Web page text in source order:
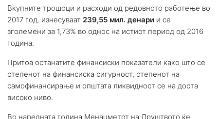
Вкупните трошоци и расходи од редовното работење во
2017 год. изнесуваат 239,55 мил. денари и се
зголемени за 1,73% во однос на истиот период од 2016
година.
Притоа останатите финансиски показатели како што се
степенот на финансиска сигурност, степенот на
самофинансирање и општата ликвидност се на доста
високо ниво.
Во наредната година Менаџметот на Друштвото ќе